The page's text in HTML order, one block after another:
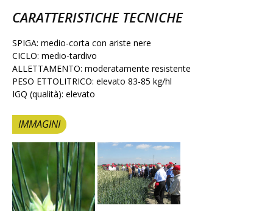
CARATTERISTICHE TECNICHE
SPIGA: medio-corta con ariste nere
CICLO: medio-tardivo
ALLETTAMENTO: moderatamente resistente
PESO ETTOLITRICO: elevato 83-85 kg/hl
IGQ (qualità): elevato
IMMAGINI